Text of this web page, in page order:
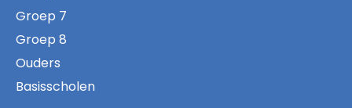
Groep 7
Groep 8
Ouders
Basisscholen